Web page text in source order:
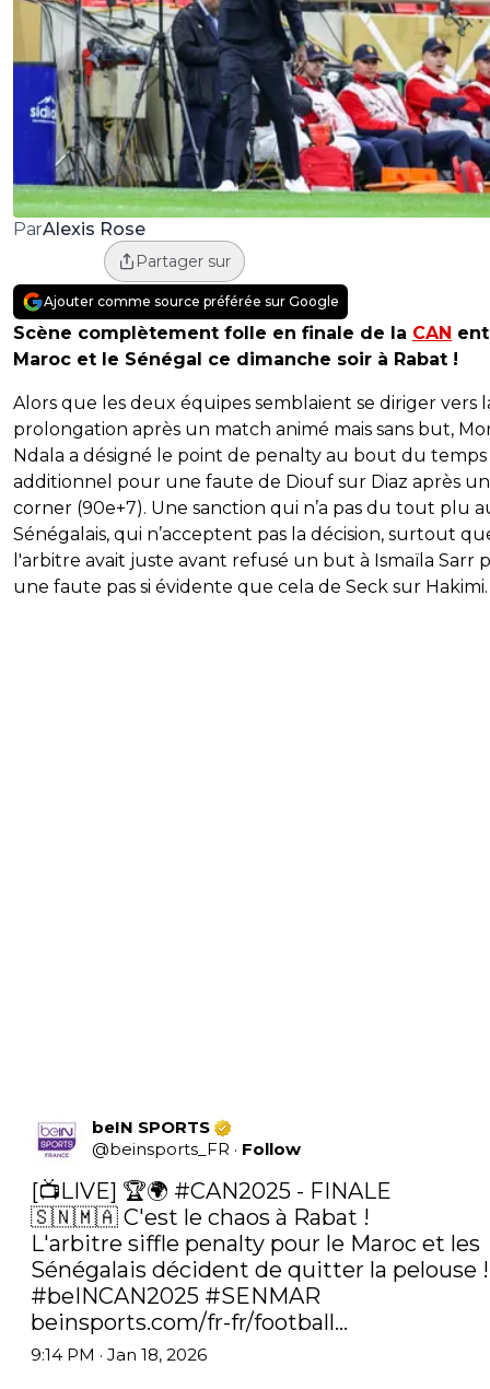
ParAlexis Rose
Partager sur
Ajouter comme source préférée sur Google
Scène complètement folle en finale de la CAN
Maroc et le Sénégal ce dimanche soir à Rabat !
Alors que les deux équipes semblaient se diriger vers
prolongation après un match animé mais sans but,
Ndala a désigné le point de penalty au bout du temps
additionnel pour une faute de Diouf sur Diaz après un
corner (90e+7). Une sanction qui n’a pas du tout plu
Sénégalais, qui n’acceptent pas la décision, surtout
l'arbitre avait juste avant refusé un but à Ismaïla Sarr
une faute pas si évidente que cela de Seck sur Hakimi.
beIN SPORTS
@beinsports_FR · Follow
[📺LIVE] 🏆🌍 #CAN2025 - FINALE
🇸🇳🇲🇦 C'est le chaos à Rabat !
L'arbitre siffle penalty pour le Maroc et les
#beINCAN2025 #SENMAR
beinsports.com/fr-fr/football…
9:14 PM · Jan 18, 2026